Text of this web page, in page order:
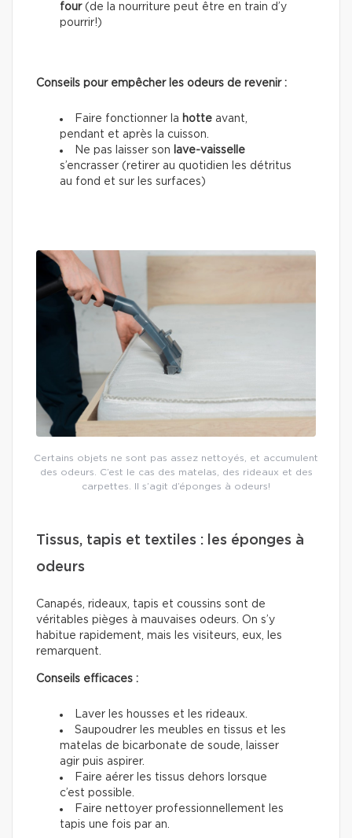
four(de la nourriture peut être en train d’y
pourrir!)
Conseils pour empêcher les odeurs de revenir :
Faire fonctionner la hotte avant,
pendant et après la cuisson.
Ne pas laisser son
lave-vaisselle
s’encrasser (retirer au quotidien les détritus
au fond et sur les surfaces)
Certains objets ne sont pas assez nettoyés, et accumulent
des odeurs. C’est le cas des matelas, des rideaux et des
carpettes. Il s’agit d’éponges à odeurs!
Tissus, tapis et textiles : les éponges à
odeurs
Canapés, rideaux, tapis et coussins sont de
véritables pièges à mauvaises odeurs. On s’y
habitue rapidement, mais les visiteurs, eux, les
remarquent.
Conseils efficaces :
Laver les housses et les rideaux.
Saupoudrer les meubles en tissus et les
matelas de bicarbonate de soude, laisser
agir puis aspirer.
Faire aérer les tissus dehors lorsque
c’est possible.
Faire nettoyer professionnellement les
tapis une fois par an.